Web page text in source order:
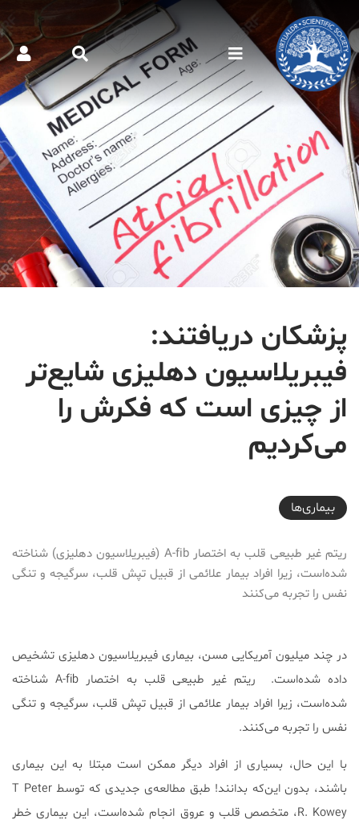
پزشکان دریافتند:
فیبریلاسیون دهلیزی شایع‌تر
از چیزی است که فکرش را
می‌کردیم
2018-02-13T19:30:22+03:30
بیماری‌ها
ریتم غیر طبیعی قلب به اختصار A-fib (فیبریلاسیون دهلیزی) شناخته
شده‌است، زیرا افراد بیمار علائمی از قبیل تپش قلب، سرگیجه و تنگی
نفس را تجربه می‌کنند
در چند میلیون آمریکایی مسن، بیماری فیبریلاسیون دهلیزی تشخیص
داده شده‌است. ریتم غیر طبیعی قلب به اختصار A-fib شناخته
شده‌است، زیرا افراد بیمار علائمی از قبیل تپش قلب، سرگیجه و تنگی
نفس را تجربه می‌کنند.
با این حال، بسیاری از افراد دیگر ممکن است مبتلا به این بیماری
باشند، بدون این‌که بدانند! طبق مطالعه‌ی جدیدی که توسط T Peter
R. Kowey، متخصص قلب و عروق انجام شده‌است، این بیماری خطر